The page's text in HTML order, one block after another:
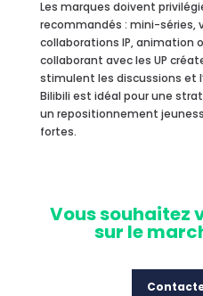
Les marques doivent
recommandés : mini-séries,
collaborations IP, animation
collaborant avec les UP
stimulent les discussions et
Bilibili est idéal pour une
un repositionnement
fortes.
Vous souhaitez
sur le